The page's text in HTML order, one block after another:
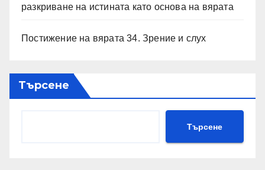
разкриване на истината като основа на вярата
Постижение на вярата 34. Зрение и слух
Търсене
Търсене